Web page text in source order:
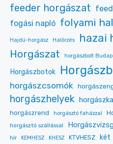
feeder horgászat
fogási napló folyami hal
Hajdú-horgász Halőrzés hazai
Horgászat horgászbolt
Horgászbotok
horgászcsomók
horgászhelyek
horgászrend horgásztó faházzal
horgásztó szállással
hír
KEMHESZ KHESZ KTVHESZ két